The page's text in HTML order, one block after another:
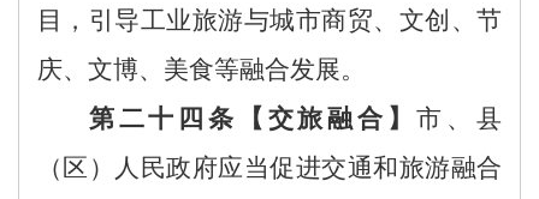
目，引导工业旅游与城市商贸、文创、节
庆、文博、美食等融合发展。
第二十四条【交旅融合】市、县
（区）
人民政府应当促进交通和旅游融合